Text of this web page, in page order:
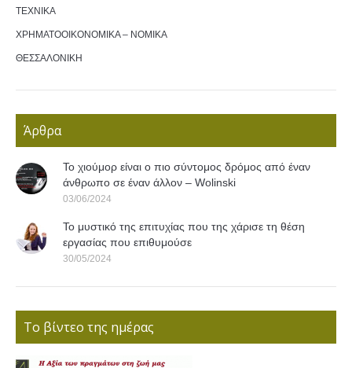
ΤΕΧΝΙΚΑ
ΧΡΗΜΑΤΟΟΙΚΟΝΟΜΙΚΑ – ΝΟΜΙΚΑ
ΘΕΣΣΑΛΟΝΙΚΗ
Άρθρα
Το χιούμορ είναι ο πιο σύντομος δρόμος από έναν
άνθρωπο σε έναν άλλον – Wolinski
03/06/2024
Το μυστικό της επιτυχίας που της χάρισε τη θέση
εργασίας που επιθυμούσε
30/05/2024
Το βίντεο της ημέρας